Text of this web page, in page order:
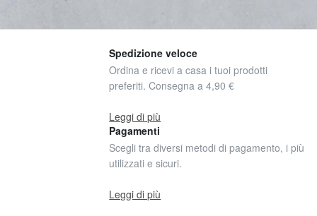
Spedizione veloce
Ordina e ricevi a casa i tuoi prodotti
preferiti. Consegna a 4,90 €
Leggi di più
Pagamenti
Scegli tra diversi metodi di pagamento, i più
utilizzati e sicuri.
Leggi di più